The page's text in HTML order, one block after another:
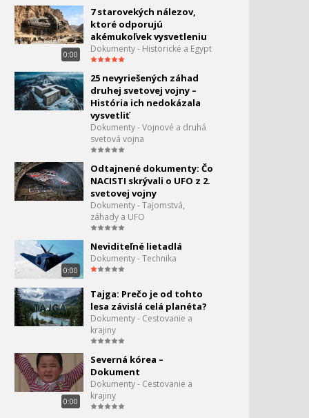
0:02
114.
prichádza zhora
0:11
Storočie lietania - Anjeli
milosrdenstva
0:00
116.
Storočie lietania - Na
mesiac a ďalej
0:07
Zaujímavé domáce
0:05
118.
Demontáž jadrových
elektrární
0:02
119. Šialené domáce vynálezy
1:36
120.
Zaujímavé domáce
vynálezy
0:00
Megaopravy - Oceánska
1:07
122. Oblasť 51 - dokument
0:00
7 starovekých nálezov,
ktoré odporujú
akémukoľvek vysvetleniu
Dokumenty - Historické a Egypt
25 nevyriešených záhad
druhej svetovej vojny –
História ich nedokázala
vysvetliť
Dokumenty - Vojnové a druhá
svetová vojna
Odtajnené dokumenty: Čo
NACISTI skrývali o UFO z 2.
svetovej vojny
Dokumenty - Tajomstvá,
záhady a UFO
0:00
Neviditeľné lietadlá
Dokumenty - Technika
Tajga: Prečo je od tohto
lesa závislá celá planéta?
Dokumenty - Cestovanie a
krajiny
0:00
Severná kórea –
Dokument
Dokumenty - Cestovanie a
krajiny